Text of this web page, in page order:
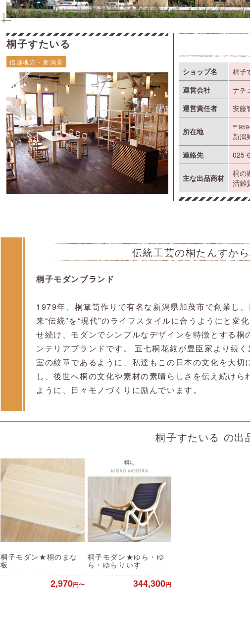
桐子すたいる
信越地方・新潟県
ショップ名
桐子
運営会社
ナチ
運営責任者
安藤
所在地 〒
新潟
連絡先
025-
主な出品商材
桐の
活雑
伝統工芸の桐たんすか
桐子モダンブランド
1979年、桐箪笥作りで有名な新潟県加茂市で創業し
来“伝統”を“現代”のライフスタイルに合うようにと変
せ続け、モダンでシンプルなデザインを特徴とする桐
ンテリアブランドです。 五七桐花紋が豊臣家より続
室の紋章であるように、私達もこの日本の文化を大切
し、後世へ桐の文化や素材の素晴らしさを伝え続けら
ように、日々モノづくりに励んでいます。
桐子すたいる の出
桐子モダン★桐のまな
板
2,970円〜
桐子モダン★ゆら・ゆ
ら・ゆらりいす
344,300円